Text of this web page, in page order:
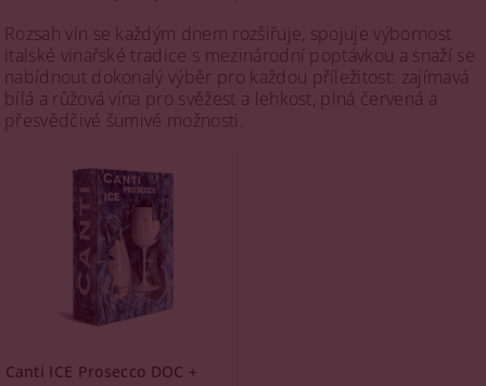
Rozsah vín se každým dnem rozšiřuje, spojuje výbornost
italské vinařské tradice s mezinárodní poptávkou a snaží se
nabídnout dokonalý výběr pro každou příležitost: zajímavá
bílá a růžová vína pro svěžest a lehkost, plná červená a
přesvědčivé šumivé možnosti.
Canti ICE Prosecco DOC +